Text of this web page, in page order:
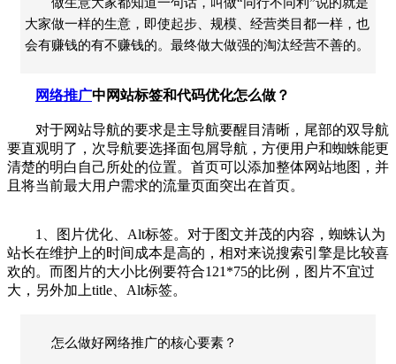
大家做一样的生意，即使起步、规模、经营类目都一样，也
会有赚钱的有不赚钱的。最终做大做强的淘汰经营不善的。
网络推广中网站标签和代码优化怎么做？
对于网站导航的要求是主导航要醒目清晰，尾部的双导航
要直观明了，次导航要选择面包屑导航，方便用户和蜘蛛能更
清楚的明白自己所处的位置。首页可以添加整体网站地图，并
且将当前最大用户需求的流量页面突出在首页。
1、图片优化、Alt标签。对于图文并茂的内容，蜘蛛认为
站长在维护上的时间成本是高的，相对来说搜索引擎是比较喜
欢的。而图片的大小比例要符合121*75的比例，图片不宜过
大，另外加上title、Alt标签。
怎么做好网络推广的核心要素？